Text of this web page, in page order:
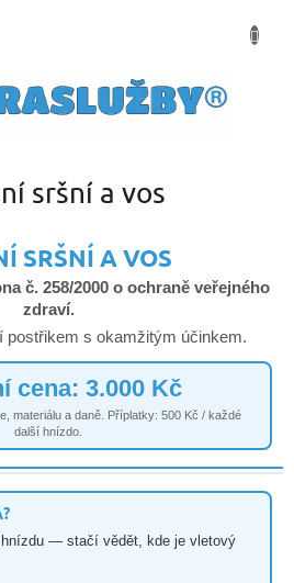
sršní a vos
SRŠNÍ A VOS
č. 258/2000 o ochraně veřejného
zdraví.
postřikem s okamžitým účinkem.
cena: 3.000 Kč
materiálu a daně. Příplatky: 500 Kč / každé
další hnízdo.
hnízdu — stačí vědět, kde je vletový